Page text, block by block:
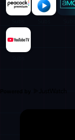
Powered by